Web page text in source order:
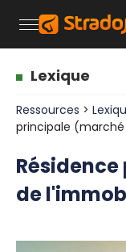
Lexique
Ressources >
principale
de